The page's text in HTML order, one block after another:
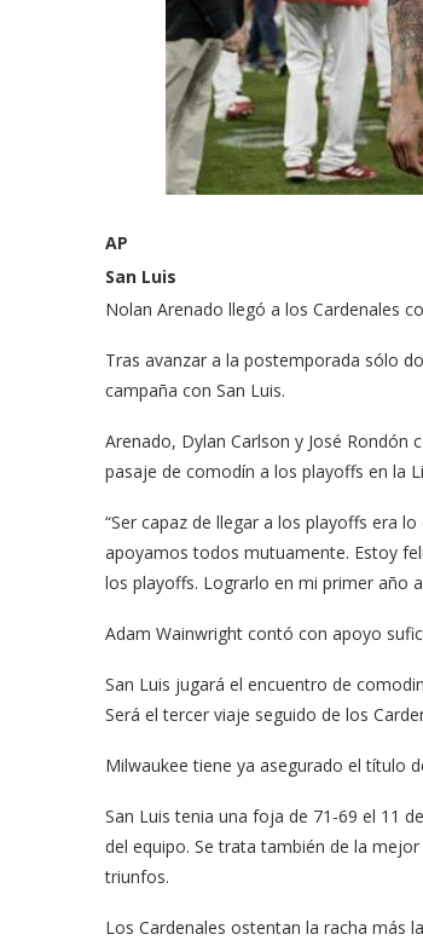
AP
San Luis
Nolan Arenado llegó a los Cardenales
Tras avanzar a la postemporada sólo
campaña con San Luis.
Arenado, Dylan Carlson y José Rondón
pasaje de comodín a los playoffs en la
“Ser capaz de llegar a los playoffs era
apoyamos todos mutuamente. Estoy
los playoffs. Lograrlo en mi primer año
Adam Wainwright contó con apoyo
San Luis jugará el encuentro de
Será el tercer viaje seguido de los
Milwaukee tiene ya asegurado el título
San Luis tenia una foja de 71-69 el 11
del equipo. Se trata también de la
triunfos.
Los Cardenales ostentan la racha más